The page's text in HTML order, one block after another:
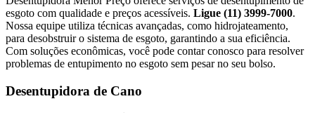
esgoto com qualidade e preços acessíveis. Ligue (11) 3999-7000.
Nossa equipe utiliza técnicas avançadas, como hidrojateamento,
para desobstruir o sistema de esgoto, garantindo a sua eficiência.
Com soluções econômicas, você pode contar conosco para resolver
problemas de entupimento no esgoto sem pesar no seu bolso.
Desentupidora de Cano